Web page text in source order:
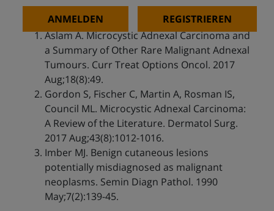
ANMELDEN REGISTRIEREN
Aslam A. Microcystic Adnexal Carcinoma and
a Summary of Other Rare Malignant Adnexal
Tumours. Curr Treat Options Oncol. 2017
Aug;18(8):49.
Gordon S, Fischer C, Martin A, Rosman IS,
Council ML. Microcystic Adnexal Carcinoma:
A Review of the Literature. Dermatol Surg.
2017 Aug;43(8):1012-1016.
Imber MJ. Benign cutaneous lesions
potentially misdiagnosed as malignant
neoplasms. Semin Diagn Pathol. 1990
May;7(2):139-45.